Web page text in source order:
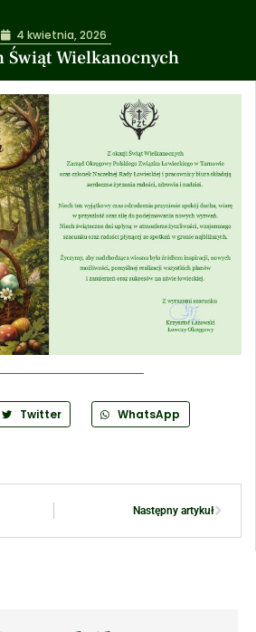
Świąt Wielkanocnych
4 kwietnia, 2026
Twitter WhatsApp
Następny artykuł